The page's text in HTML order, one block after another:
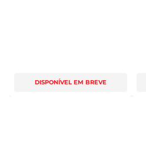
DISPONÍVEL EM BREVE